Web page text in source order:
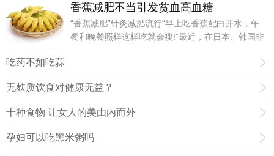
香蕉减肥不当引发贫血高血糖
“香蕉减肥”针灸减肥流行“早上吃香蕉配白开水，午
餐和晚餐照样这样吃就会瘦!”最近，在日本、韩国非
常流行的“香蕉减肥法”成网上热贴。
吃药不如吃蒜
无麸质饮食对健康无益？
十种食物 让女人的美由内而外
孕妇可以吃黑米粥吗